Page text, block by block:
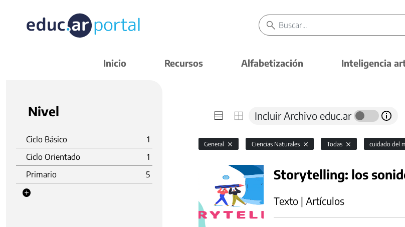
Inicio Recursos Alfabetización Inteligencia
Nivel
Ciclo Básico
1
Ciclo Orientado
1
Primario
5
Incluir Archivo educ.ar
General Ciencias Naturales Todas cuidado del
Storytelling: los
Texto | Artículos